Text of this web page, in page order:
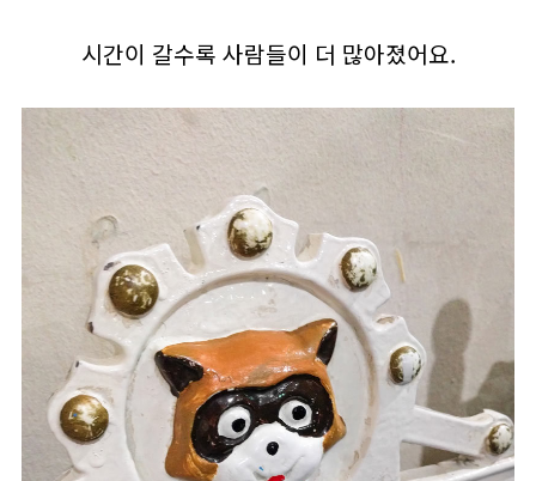
시간이 갈수록 사람들이 더 많아졌어요.